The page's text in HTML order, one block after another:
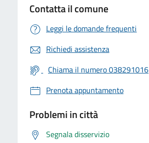
Contatta il comune
Leggi le domande frequenti
Richiedi assistenza
Chiama il numero 038291016
Prenota appuntamento
Problemi in città
Segnala disservizio